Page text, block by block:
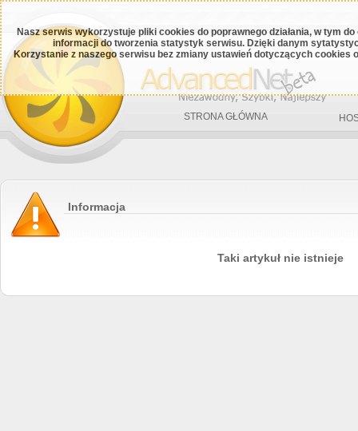
Nasz serwis wykorzystuje pliki cookies do poprawnego działania, w tym
informacji do tworzenia statystyk serwisu. Dzięki danym
Korzystanie z naszego serwisu bez zmiany ustawień dotyczących cookies
STRONA GŁÓWNA
Informacja
Taki artykuł nie istnieje